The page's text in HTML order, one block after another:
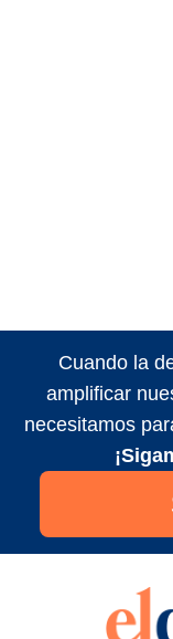
Cuando la
amplificar
necesitamos